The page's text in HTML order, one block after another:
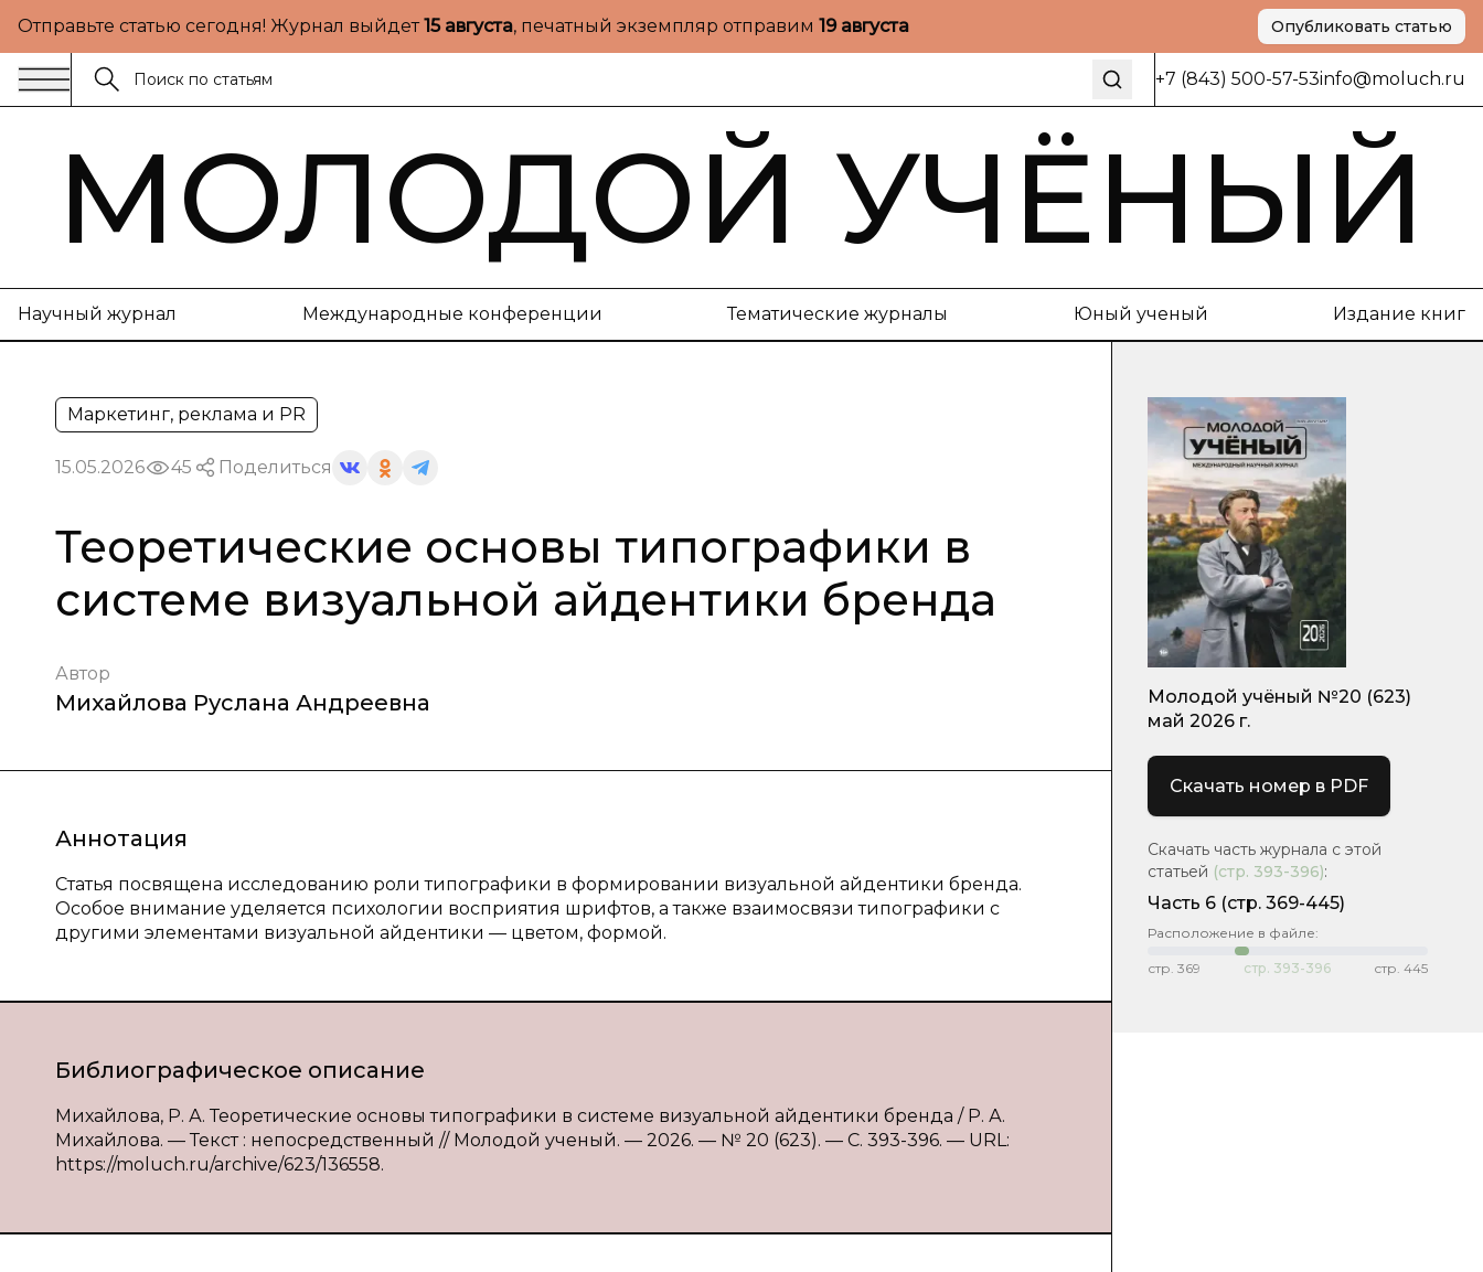
Отправьте статью сегодня! Журнал выйдет15 августа, печатный экземпляр отправим 19 августа Опубликовать статью
+7 (843) 500-57-53info@moluch.ru
МОЛОДОЙ УЧЁНЫЙ
Научный журнал Международные конференции Тематические журналы Юный ученый Издание книг
Маркетинг, реклама и PR
15.05.2026 45 Поделиться
Теоретические основы типографики в
системе визуальной айдентики бренда
Автор
Михайлова Руслана Андреевна
Аннотация
Статья посвящена исследованию роли типографики в формировании визуальной айдентики бренда.
Особое внимание уделяется психологии восприятия шрифтов, а также взаимосвязи типографики с
другими элементами визуальной айдентики — цветом, формой.
Библиографическое описание
Михайлова, Р. А. Теоретические основы типографики в системе визуальной айдентики бренда / Р. А.
Михайлова. — Текст : непосредственный // Молодой ученый. — 2026. — № 20 (623). — С. 393-396. — URL:
https://moluch.ru/archive/623/136558.
Молодой учёный №20 (623)
май 2026 г.
Скачать номер в PDF
Скачать часть журнала с этой
статьей (стр. 393-396):
Часть 6 (стр. 369-445)
Расположение в файле:
стр. 369 стр. 393-396 стр. 445